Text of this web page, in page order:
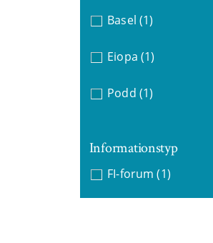
Basel (1)
Eiopa (1)
Podd (1)
Informationstyp
FI-forum (1)